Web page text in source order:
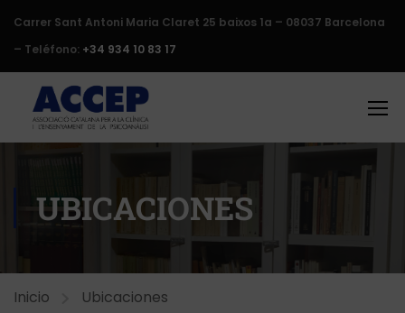
Carrer Sant Antoni Maria Claret 25 baixos 1a – 08037 Barcelona
– Teléfono: +34 934 10 83 17
UBICACIONES
Inicio Ubicaciones